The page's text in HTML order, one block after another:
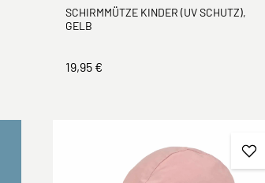
SCHIRMMÜTZE KINDER (UV SCHUTZ),
GELB
19,95 €